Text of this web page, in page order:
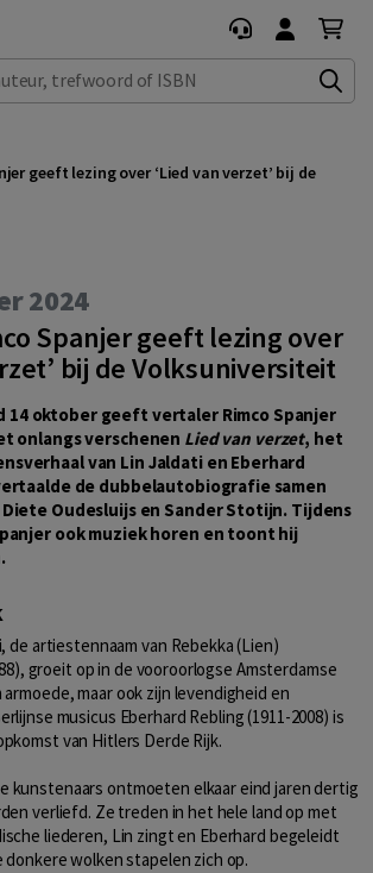
trefwoord of ISBN
geeft lezing over ‘Lied van verzet’ bij de
2024
Spanjer geeft lezing over
bij de Volksuniversiteit
14 oktober geeft vertaler Rimco Spanjer
onlangs verschenen Lied van verzet, het
van Lin Jaldati en Eberhard
de dubbelautobiografie samen
Oudesluijs en Sander Stotijn. Tijdens
ook muziek horen en toont hij
de artiestennaam van Rebekka (Lien)
groeit op in de vooroorlogse Amsterdamse
maar ook zijn levendigheid en
musicus Eberhard Rebling (1911-2008) is
van Hitlers Derde Rijk.
kunstenaars ontmoeten elkaar eind jaren dertig
verliefd. Ze treden in het hele land op met
liederen, Lin zingt en Eberhard begeleidt
donkere wolken stapelen zich op.